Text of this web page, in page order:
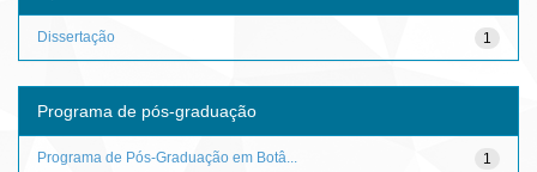
1
Dissertação
Programa de pós-graduação
1
Programa de Pós-Graduação em Botâ...